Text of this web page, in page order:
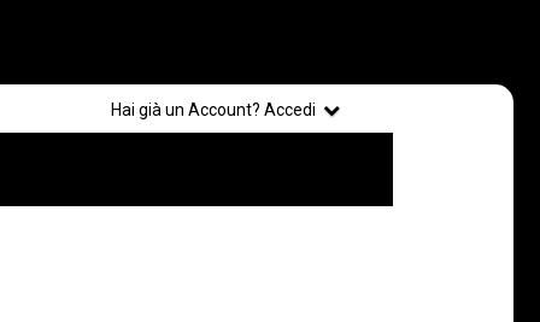
Hai già un Account? Accedi